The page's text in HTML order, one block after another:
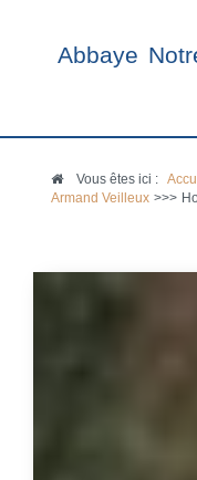
Abbaye
Vous êtes ici :
Armand Veilleux >>>